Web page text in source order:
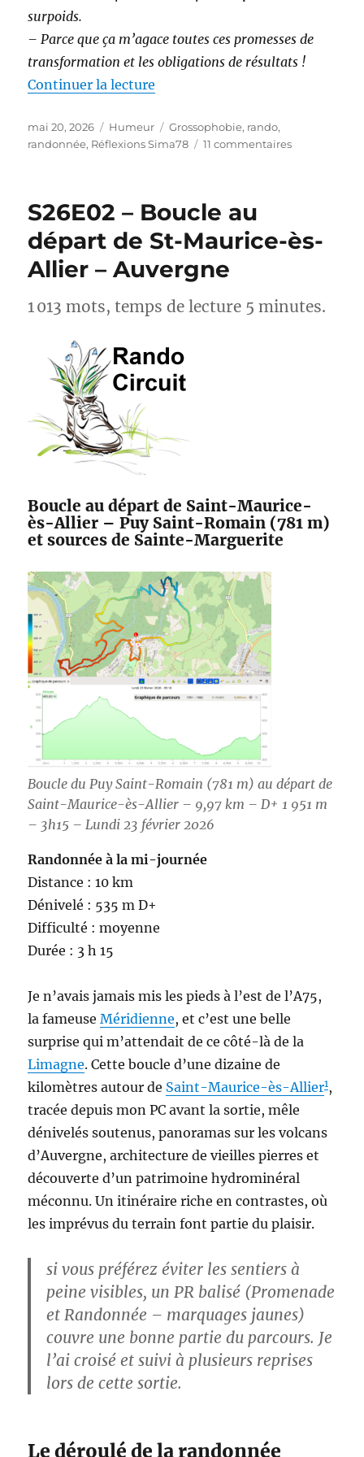
surpoids.
– Parce que ça m’agace toutes ces promesses de
transformation et les obligations de résultats !
Continuer la lecture
Publié
le
mai 20, 2026 Catégories
Humeur Étiquettes
Grossophobie, rando,
randonnée, Réflexions Sima78 11 commentairessur
et
avec
S26E02 – Boucle au
départ de St-Maurice-ès-
Allier – Auvergne
1 013 mots, temps de lecture 5 minutes.
Boucle au départ de Saint-Maurice-
ès-Allier – Puy Saint-Romain (781 m)
et sources de Sainte-Marguerite
Boucle du Puy Saint-Romain (781 m) au départ de
Saint-Maurice-ès-Allier – 9,97 km – D+ 1 951 m
– 3h15 – Lundi 23 février 2026
Randonnée à la mi-journée
Distance : 10 km
Dénivelé : 535 m D+
Difficulté : moyenne
Durée : 3 h 15
Je n’avais jamais mis les pieds à l’est de l’A75,
la fameuseMéridienne, et c’est une belle
surprise qui m’attendait de ce côté-là de la
Limagne. Cette boucle d’une dizaine de
kilomètres autour de Saint-Maurice-ès-Allier1,
tracée depuis mon PC avant la sortie, mêle
dénivelés soutenus, panoramas sur les volcans
d’Auvergne, architecture de vieilles pierres et
découverte d’un patrimoine hydrominéral
méconnu. Un itinéraire riche en contrastes, où
les imprévus du terrain font partie du plaisir.
si vous préférez éviter les sentiers à
peine visibles, un PR balisé (Promenade
et Randonnée – marquages jaunes)
couvre une bonne partie du parcours. Je
l’ai croisé et suivi à plusieurs reprises
lors de cette sortie.
Le déroulé de la randonnée